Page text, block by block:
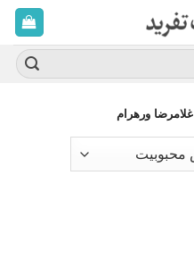
غلامرضا ورهرام